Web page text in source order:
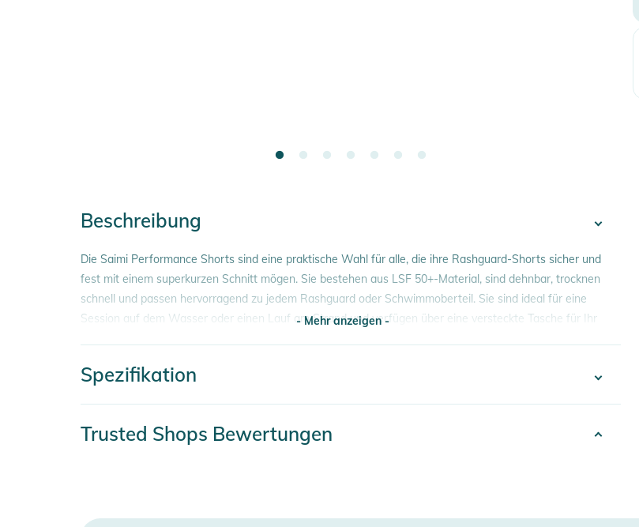
Beschreibung
Die Saimi Performance Shorts sind eine praktische Wahl für alle, die ihre Rashguard-Shorts sicher und
fest mit einem superkurzen Schnitt mögen. Sie bestehen aus LSF 50+-Material, sind dehnbar, trocknen
schnell und passen hervorragend zu jedem Rashguard oder Schwimmoberteil. Sie sind ideal für eine
Session auf dem Wasser oder einen Lauf am Strand und verfügen über eine versteckte Tasche für Ihr
Eigenschaften:
- Schnelltrocknend
- Mehr anzeigen -
Spezifikation
Trusted Shops Bewertungen